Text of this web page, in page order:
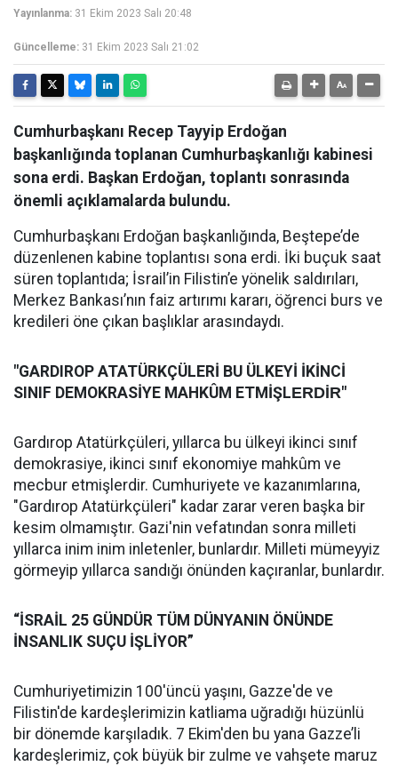
Yayınlanma: 31 Ekim 2023 Salı 20:48
Güncelleme: 31 Ekim 2023 Salı 21:02
Cumhurbaşkanı Recep Tayyip Erdoğan
başkanlığında toplanan Cumhurbaşkanlığı kabinesi
sona erdi. Başkan Erdoğan, toplantı sonrasında
önemli açıklamalarda bulundu.
Cumhurbaşkanı Erdoğan başkanlığında, Beştepe’de
düzenlenen kabine toplantısı sona erdi. İki buçuk saat
süren toplantıda; İsrail’in Filistin’e yönelik saldırıları,
Merkez Bankası’nın faiz artırımı kararı, öğrenci burs ve
kredileri öne çıkan başlıklar arasındaydı.
"GARDIROP ATATÜRKÇÜLERİ BU ÜLKEYİ İKİNCİ
SINIF DEMOKRASİYE MAHKÛM ETMİŞLERDİR"
Gardırop Atatürkçüleri, yıllarca bu ülkeyi ikinci sınıf
demokrasiye, ikinci sınıf ekonomiye mahkûm ve
mecbur etmişlerdir. Cumhuriyete ve kazanımlarına,
"Gardırop Atatürkçüleri" kadar zarar veren başka bir
kesim olmamıştır. Gazi'nin vefatından sonra milleti
yıllarca inim inim inletenler, bunlardır. Milleti mümeyyiz
görmeyip yıllarca sandığı önünden kaçıranlar, bunlardır.
“İSRAİL 25 GÜNDÜR TÜM DÜNYANIN ÖNÜNDE
İNSANLIK SUÇU İŞLİYOR”
Cumhuriyetimizin 100'üncü yaşını, Gazze'de ve
Filistin'de kardeşlerimizin katliama uğradığı hüzünlü
bir dönemde karşıladık. 7 Ekim'den bu yana Gazze’li
kardeşlerimiz, çok büyük bir zulme ve vahşete maruz